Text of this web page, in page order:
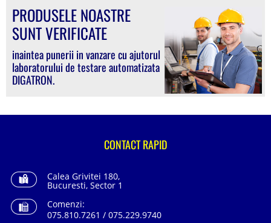
PRODUSELE NOASTRE
SUNT VERIFICATE
inaintea punerii in vanzare cu ajutorul
laboratorului de testare automatizata
DIGATRON.
CONTACT RAPID
Calea Grivitei 180,
Bucuresti, Sector 1
Comenzi:
075.810.7261 / 075.229.9740